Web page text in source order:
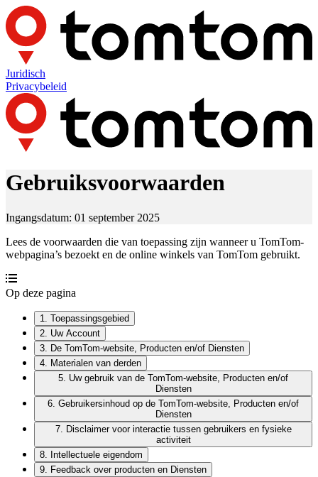
Juridisch
Privacybeleid
Gebruiksvoorwaarden
Ingangsdatum: 01 september 2025
Lees de voorwaarden die van toepassing zijn wanneer u TomTom-
webpagina’s bezoekt en de online winkels van TomTom gebruikt.
Op deze pagina
1
Toepassingsgebied
2 Uw Account
3
De TomTom-website, Producten en/of Diensten
4
Materialen van derden
5 Uw gebruik van de TomTom-website, Producten en/of
Diensten
6 Gebruikersinhoud op de TomTom-website, Producten en/of
Diensten
7.
Disclaimer voor interactie tussen gebruikers en fysieke
activiteit
8
Intellectuele eigendom
9
Feedback over producten en Diensten